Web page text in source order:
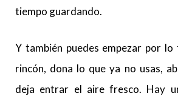
tiempo guardando.
Y también puedes empezar por lo
rincón, dona lo que ya no usas,
deja entrar el aire fresco. Hay